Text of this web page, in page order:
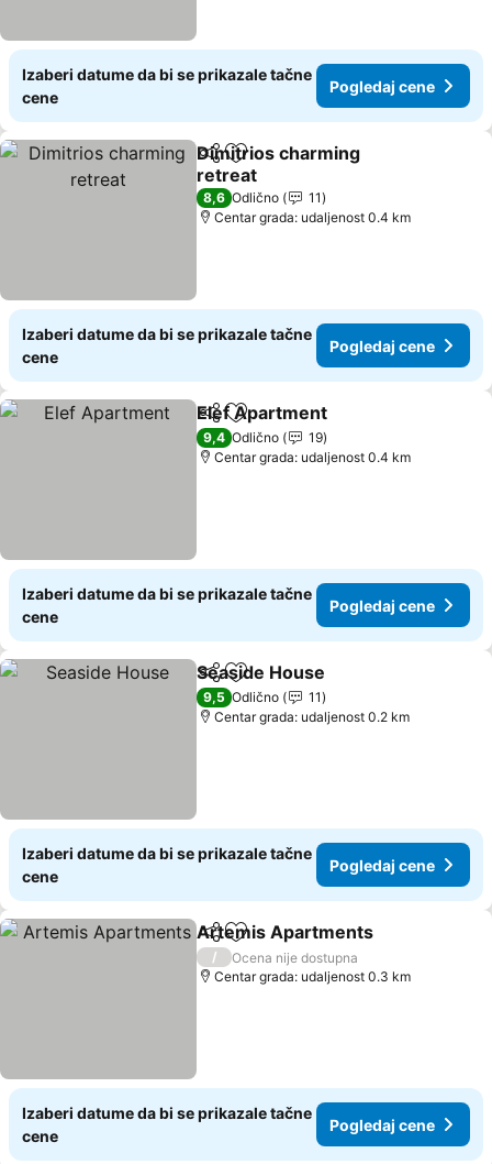
Izaberi datume da bi se prikazale tačne
cene
Pogledaj cene
Deli Dodati u favorite
Dimitrios charming
retreat
8,6 Odlično
11
Centar grada: udaljenost 0.4 km
Izaberi datume da bi se prikazale tačne
cene
Pogledaj cene
Deli Dodati u favorite
Elef Apartment
9,4 Odlično
19
Centar grada: udaljenost 0.4 km
Izaberi datume da bi se prikazale tačne
cene
Pogledaj cene
Deli Dodati u favorite
Seaside House
9,5 Odlično
11
Centar grada: udaljenost 0.2 km
Izaberi datume da bi se prikazale tačne
cene
Pogledaj cene
Deli Dodati u favorite
Artemis Apartments
/
Ocena nije dostupna
Centar grada: udaljenost 0.3 km
Izaberi datume da bi se prikazale tačne
cene
Pogledaj cene